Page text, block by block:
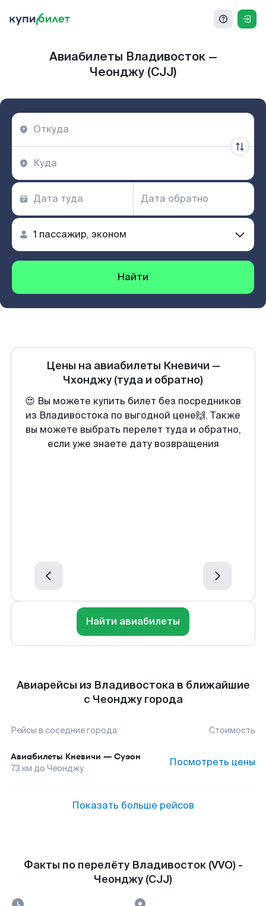
Авиабилеты Владивосток —
Чеонджу (CJJ)
Найти
Цены на авиабилеты Кневичи —
Чхонджу (туда и обратно)
😍 Вы можете купить билет без посредников
из Владивостока по выгодной цене🙌. Также
вы можете выбрать перелет туда и обратно,
если уже знаете дату возвращения
Найти авиабилеты
Авиарейсы из Владивостока в ближайшие
с Чеонджу города
Рейсы в соседние города Стоимость
Авиабилеты Кневичи — Суэон
73 км до Чеонджу Посмотреть цены
Показать больше рейсов
Факты по перелёту Владивосток (VVO) -
Чеонджу (CJJ)